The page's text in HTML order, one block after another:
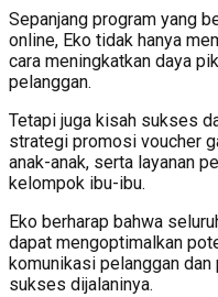
Sepanjang program yang
online, Eko tidak hanya
cara meningkatkan daya
pelanggan.
Tetapi juga kisah sukses
strategi promosi voucher
anak-anak, serta layanan
kelompok ibu-ibu.
Eko berharap bahwa
dapat mengoptimalkan
komunikasi pelanggan
sukses dijalaninya.